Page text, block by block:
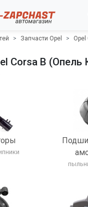
Запчасти Opel
Opel
Corsa B (Опель